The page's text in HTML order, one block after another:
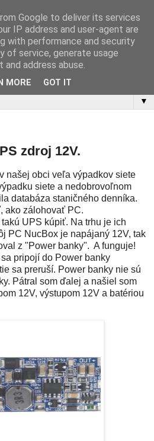
Manín
OM3RDX
▼
zdroj 12V.
našej obci veľa výpadkov siete
siete a nedobrovoľnom
databáza staničného denníka.
ako zálohovať PC.
UPS kúpiť. Na trhu je ich
PC NucBox je napájaný 12V, tak
z "Power banky". A funguje!
pripojí do Power banky
sa preruší. Power banky nie sú
Pátral som ďalej a našiel som
12V, výstupom 12V a batériou
Google to deliver its services
IP address and user-agent are
with performance and security
of service, generate usage
address abuse.
MORE GOT IT